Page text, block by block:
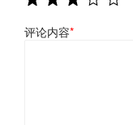
评论内容*